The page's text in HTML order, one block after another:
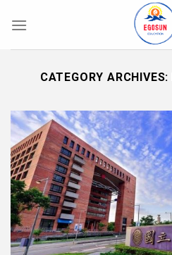
CATEGORY ARCHIVES: